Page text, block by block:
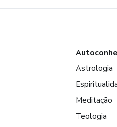
Astrologia
Meditação
Teologia